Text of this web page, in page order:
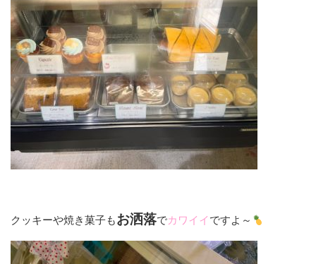
クッキーや焼き菓子もお洒落でカワイイ ですよ～